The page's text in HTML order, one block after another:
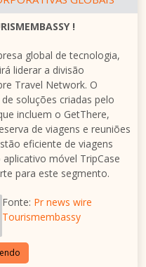
!
global de tecnologia,
liderar a divisão
Travel Network. O
soluções criadas pelo
incluem o GetThere,
de viagens e reuniões
eficiente de viagens
móvel TripCase
para este segmento.
Fonte: Pr news wire
Tourismembassy